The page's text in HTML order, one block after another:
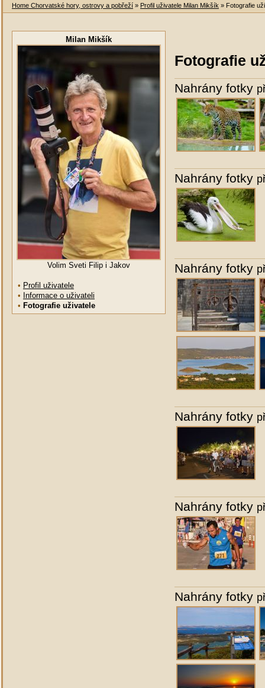
Home Chorvatské hory, ostrovy a pobřeží » Profil uživatele Milan Mikšík » Fotografie
Milan Mikšík
Volim Sveti Filip i Jakov
• Profil uživatele
• Informace o uživateli
• Fotografie uživatele
Fotografie
Nahrány fotky
Nahrány fotky
Nahrány fotky
Nahrány fotky
Nahrány fotky
Nahrány fotky